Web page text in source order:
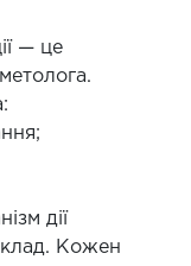
— це
дії
Кожен